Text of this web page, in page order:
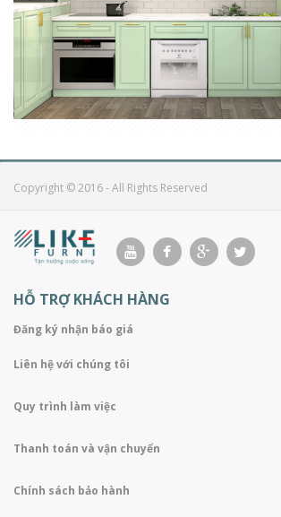
NỘI THẤT 1 PHÒNG NGỦ CHUNG CƯ
Copyright © 2016 - All Rights Reserved
HỖ TRỢ KHÁCH HÀNG
Đăng ký nhận báo giá
Liên hệ với chúng tôi
Quy trình làm việc
Thanh toán và vận chuyển
Chính sách bảo hành